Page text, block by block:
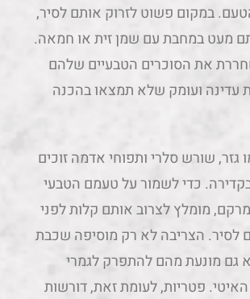
במקום פשוט לזרוק אותם לסיר,
מעט במחבת עם שמן זית או חמאה.
את הסוכרים הטבעיים שלהם
עדינה ועומק שלא תמצאו בהכנה
גזר, שורש סלרי ותפוחי אדמה זוכים
כדי לשמור על טעמם הטבעי
מומלץ לצרוב אותם קלות לפני
לסיר. הצריבה לא רק מוסיפה שכבת
גם מונעת מהם להתפרק לגמרי
פטריות, לעומת זאת, דורשות